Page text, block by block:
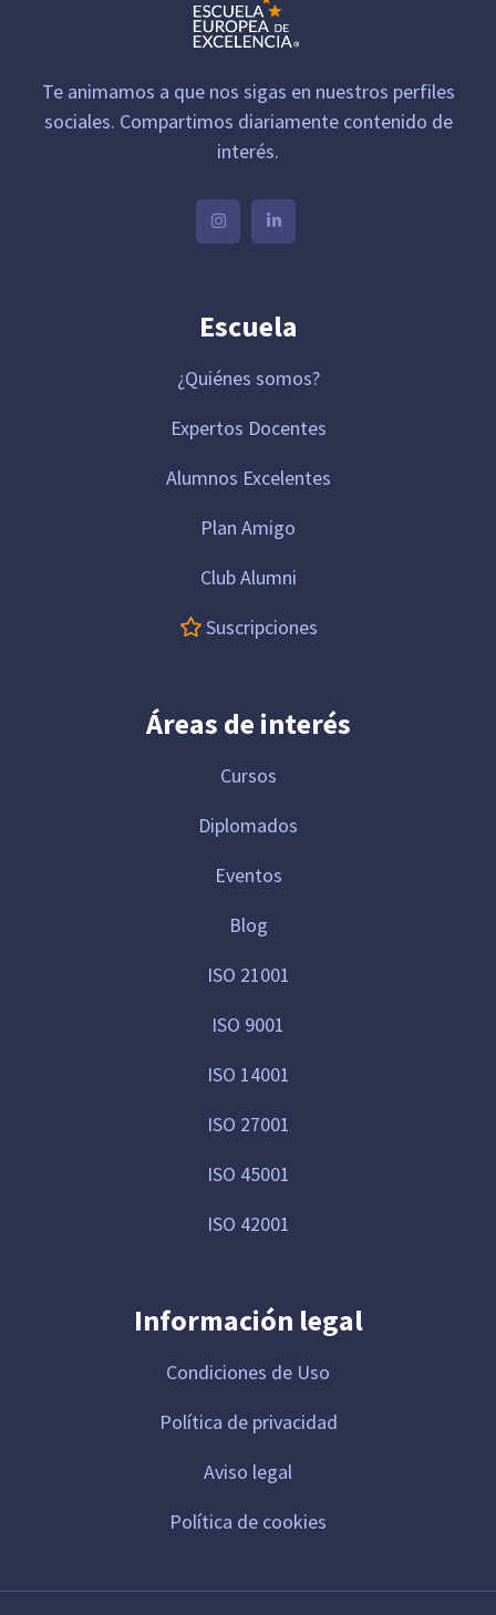
Te animamos a que nos sigas en nuestros perfiles
sociales. Compartimos diariamente contenido de
interés.
Escuela
¿Quiénes somos?
Expertos Docentes
Alumnos Excelentes
Plan Amigo
Club Alumni
Suscripciones
Áreas de interés
Cursos
Diplomados
Eventos
Blog
ISO 21001
ISO 9001
ISO 14001
ISO 27001
ISO 45001
ISO 42001
Información legal
Condiciones de Uso
Política de privacidad
Aviso legal
Política de cookies